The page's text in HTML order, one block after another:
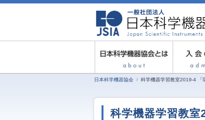
日本科学機器協会 科学機器学習教室2019-4 「
科学機器学習教